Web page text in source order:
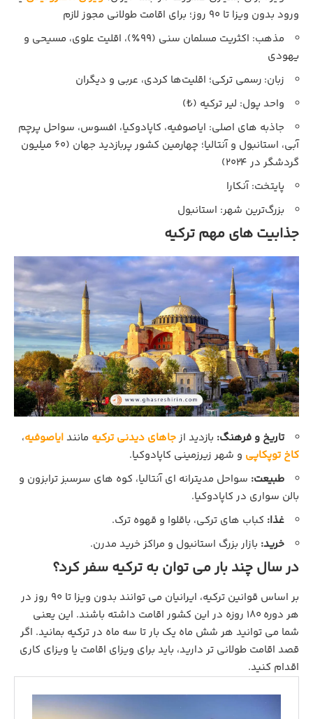
ورود بدون ویزا تا ۹۰ روز؛ برای اقامت طولانی مجوز لازم
مذهب: اکثریت مسلمان سنی (۹۹٪)، اقلیت علوی، مسیحی و
یهودی
زبان: رسمی ترکی؛ اقلیت‌ها کردی، عربی و دیگران
واحد پول: لیر ترکیه (₺)
جاذبه‌ های اصلی: ایاصوفیه، کاپادوکیا، افسوس، سواحل پرچم
آبی، استانبول و آنتالیا؛ چهارمین کشور پربازدید جهان (۶۰ میلیون
گردشگر در ۲۰۲۴)
پایتخت: آنکارا
بزرگ‌ترین شهر: استانبول
جذابیت‌ های مهم ترکیه
تاریخ و فرهنگ: بازدید ازجاهای دیدنی ترکیه مانندایاصوفیه،
کاخ توپکاپی و شهر زیرزمینی کاپادوکیا.
طبیعت: سواحل مدیترانه‌ ای آنتالیا، کوه‌ های سرسبز ترابزون و
بالن‌ سواری در کاپادوکیا.
غذا: کباب‌ های ترکی، باقلوا و قهوه ترک.
خرید: بازار بزرگ استانبول و مراکز خرید مدرن.
در سال چند بار می‌ توان به ترکیه سفر کرد؟
بر اساس قوانین ترکیه، ایرانیان می‌ توانند بدون ویزا تا ۹۰ روز در
هر دوره ۱۸۰ روزه در این کشور اقامت داشته باشند. این یعنی
شما می‌ توانید هر شش ماه یک بار تا سه ماه در ترکیه بمانید. اگر
قصد اقامت طولانی‌ تر دارید، باید برای ویزای اقامت یا ویزای کاری
اقدام کنید.